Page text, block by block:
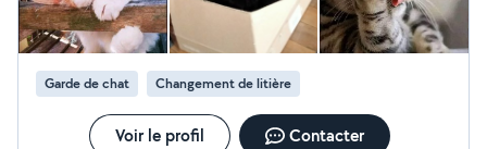
Garde de chat Changement de litière
Voir le profil Contacter